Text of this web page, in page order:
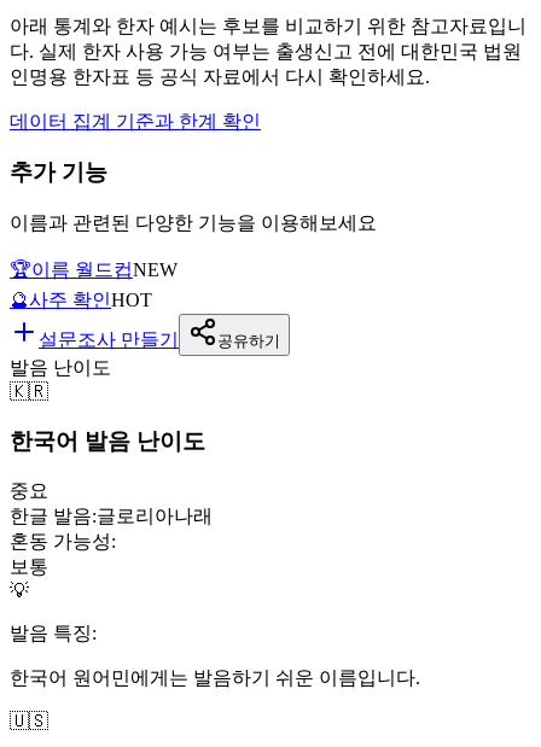
아래 통계와 한자 예시는 후보를 비교하기 위한 참고자료입니
다. 실제 한자 사용 가능 여부는 출생신고 전에 대한민국 법원
인명용 한자표 등 공식 자료에서 다시 확인하세요.
데이터 집계 기준과 한계 확인
추가 기능
이름과 관련된 다양한 기능을 이용해보세요
🏆이름 월드컵NEW
🔮사주 확인HOT
설문조사 만들기
공유하기
발음 난이도
🇰🇷
한국어 발음 난이도
중요
한글 발음:글로리아나래
혼동 가능성:
보통
💡
발음 특징:
한국어 원어민에게는 발음하기 쉬운 이름입니다.
🇺🇸